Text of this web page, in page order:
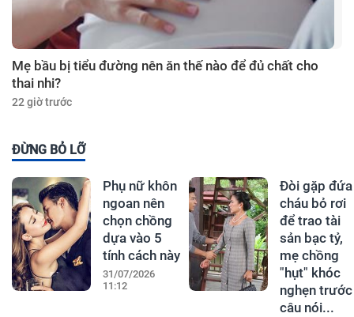
Mẹ bầu bị tiểu đường nên ăn thế nào để đủ chất cho
thai nhi?
22 giờ trước
ĐỪNG BỎ LỠ
Phụ nữ khôn
ngoan nên
chọn chồng
dựa vào 5
tính cách này
31/07/2026
11:12
Đòi gặp đứa
cháu bỏ rơi
để trao tài
sản bạc tỷ,
mẹ chồng
"hụt" khóc
nghẹn trước
câu nói...